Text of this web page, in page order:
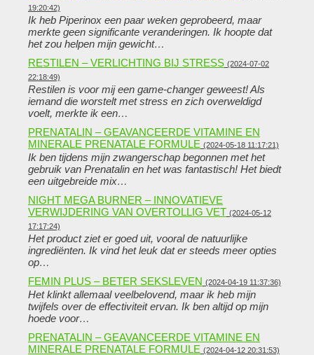
19:20:42)
Ik heb Piperinox een paar weken geprobeerd, maar
merkte geen significante veranderingen. Ik hoopte dat
het zou helpen mijn gewicht…
RESTILEN – VERLICHTING BIJ STRESS (2024-07-02
22:18:49)
Restilen is voor mij een game-changer geweest! Als
iemand die worstelt met stress en zich overweldigd
voelt, merkte ik een…
PRENATALIN – GEAVANCEERDE VITAMINE EN
MINERALE PRENATALE FORMULE (2024-05-18 11:17:21)
Ik ben tijdens mijn zwangerschap begonnen met het
gebruik van Prenatalin en het was fantastisch! Het biedt
een uitgebreide mix…
NIGHT MEGA BURNER – INNOVATIEVE
VERWIJDERING VAN OVERTOLLIG VET (2024-05-12
17:17:24)
Het product ziet er goed uit, vooral de natuurlijke
ingrediënten. Ik vind het leuk dat er steeds meer opties
op…
FEMIN PLUS – BETER SEKSLEVEN (2024-04-19 11:37:36)
Het klinkt allemaal veelbelovend, maar ik heb mijn
twijfels over de effectiviteit ervan. Ik ben altijd op mijn
hoede voor…
PRENATALIN – GEAVANCEERDE VITAMINE EN
MINERALE PRENATALE FORMULE (2024-04-12 20:31:53)